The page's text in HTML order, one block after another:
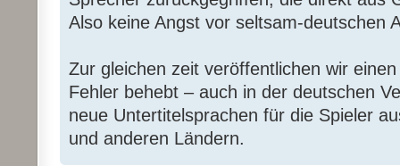
Also keine Angst vor seltsam-deutschen
Zur gleichen zeit veröffentlichen wir
Fehler behebt – auch in der deutschen
neue Untertitelsprachen für die Spieler
und anderen Ländern.